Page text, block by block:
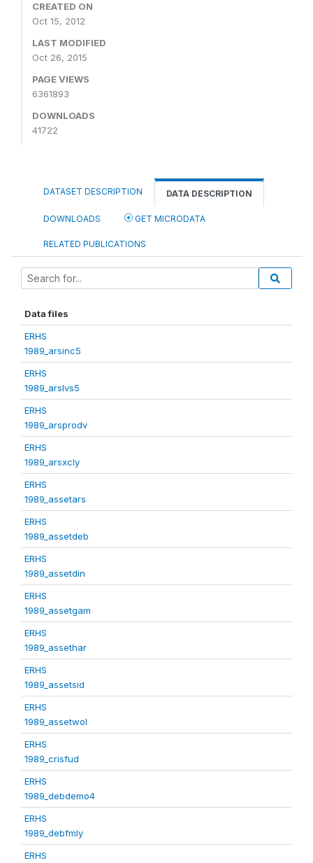
CREATED ON
Oct 15, 2012
LAST MODIFIED
Oct 26, 2015
PAGE VIEWS
6361893
DOWNLOADS
41722
DATASET DESCRIPTION DATA DESCRIPTION
DOWNLOADS GET MICRODATA
RELATED PUBLICATIONS
Data files
ERHS
1989_arsinc5
ERHS
1989_arslvs5
ERHS
1989_arsprodv
ERHS
1989_arsxcly
ERHS
1989_assetars
ERHS
1989_assetdeb
ERHS
1989_assetdin
ERHS
1989_assetgam
ERHS
1989_assethar
ERHS
1989_assetsid
ERHS
1989_assetwol
ERHS
1989_crisfud
ERHS
1989_debdemo4
ERHS
1989_debfmly
ERHS